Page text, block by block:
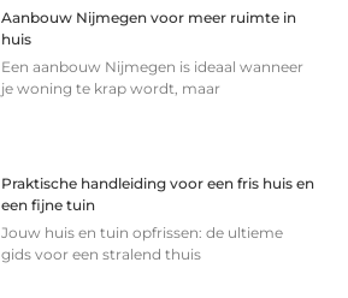
Aanbouw Nijmegen voor meer ruimte in
huis
Een aanbouw Nijmegen is ideaal wanneer
je woning te krap wordt, maar
Praktische handleiding voor een fris huis en
een fijne tuin
Jouw huis en tuin opfrissen: de ultieme
gids voor een stralend thuis